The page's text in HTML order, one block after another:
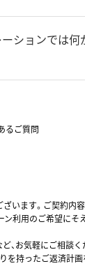
ションでは何
るご質問
います。ご契約内
ン利用のご希望にそ
、お気軽にご相談く
を持ったご返済計画